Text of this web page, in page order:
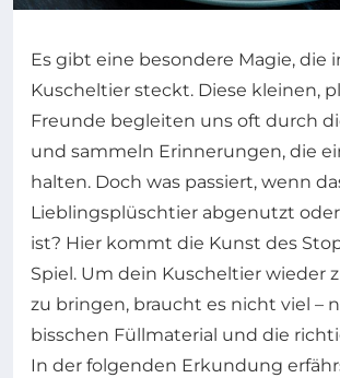
Es gibt eine besondere Magie, die
Kuscheltier steckt. Diese kleinen,
Freunde begleiten uns oft durch
und sammeln Erinnerungen, die
halten. Doch was passiert, wenn
Lieblingsplüschtier abgenutzt
ist? Hier kommt die Kunst des
Spiel. Um dein Kuscheltier wieder
zu bringen, braucht es nicht viel –
bisschen Füllmaterial und die
In der folgenden Erkundung